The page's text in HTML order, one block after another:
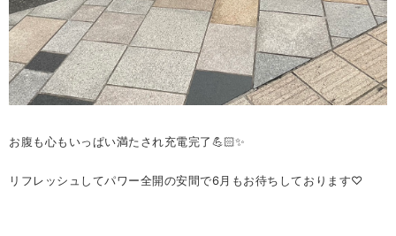
お腹も心もいっぱい満たされ充電完了💪🏻✨
リフレッシュしてパワー全開の安間で6月もお待ちしております♡